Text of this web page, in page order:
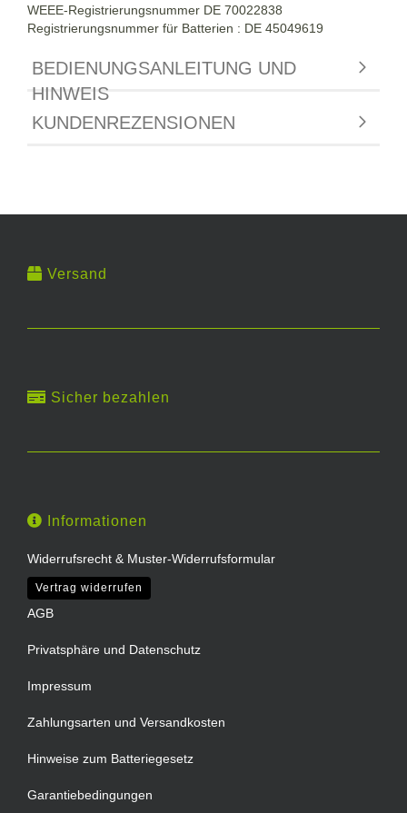
WEEE-Registrierungsnummer DE 70022838
Registrierungsnummer für Batterien : DE 45049619
BEDIENUNGSANLEITUNG UND
HINWEIS
KUNDENREZENSIONEN
Versand
Sicher bezahlen
Informationen
Widerrufsrecht & Muster-Widerrufsformular
Vertrag widerrufen
AGB
Privatsphäre und Datenschutz
Impressum
Zahlungsarten und Versandkosten
Hinweise zum Batteriegesetz
Garantiebedingungen